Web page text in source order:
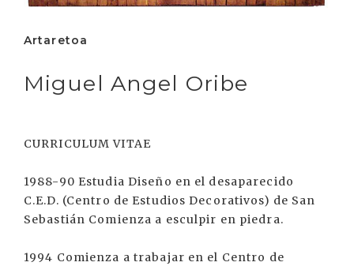
Artaretoa
Miguel Angel Oribe
CURRICULUM VITAE
1988-90 Estudia Diseño en el desaparecido
C.E.D. (Centro de Estudios Decorativos) de San
Sebastián Comienza a esculpir en piedra.
1994 Comienza a trabajar en el Centro de